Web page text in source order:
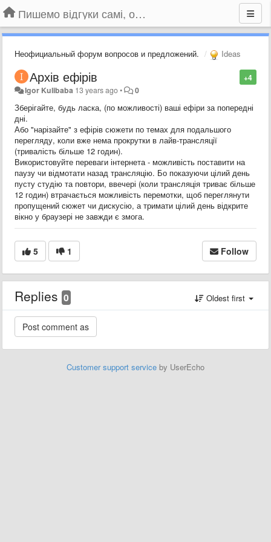
Пишемо відгуки самі, обговорюємо інші ідеї та пропозиції до Громадського Телебачення
Неофициальный форум вопросов и предложений. Ideas
+4
Архів ефірів
Igor Kulibaba 13 years ago• 0
Зберігайте, будь ласка, (по можливості) ваші ефіри за попередні
дні.
Або "нарізайте" з ефірів сюжети по темах для подальшого
перегляду, коли вже нема прокрутки в лайв-трансляції
(тривалість більше 12 годин).
Використовуйте переваги інтернета - можливість поставити на
паузу чи відмотати назад трансляцію. Бо показуючи цілий день
пусту студію та повтори, ввечері (коли трансляція триває більше
12 годин) втрачається можливість перемотки, щоб переглянути
пропущений сюжет чи дискусію, а тримати цілий день відкрите
вікно у браузері не завжди є змога.
5 1 Follow
Replies 0 Oldest first
Customer support service by UserEcho